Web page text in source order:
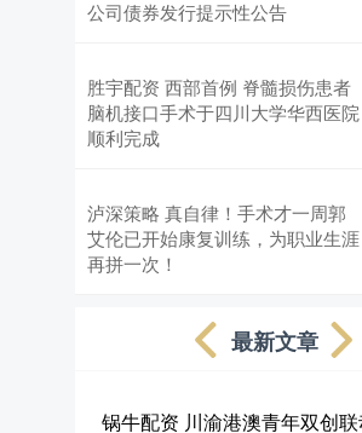
公司债券发行提示性公告
胜宇配资 西部首例 脊髓损伤患者
脑机接口手术于四川大学华西医院
顺利完成
泸深策略 真自律！手术才一周郭
艾伦已开始康复训练，为职业生涯
再拼一次！
最新文章
锅牛配资 川渝港澳青年双创